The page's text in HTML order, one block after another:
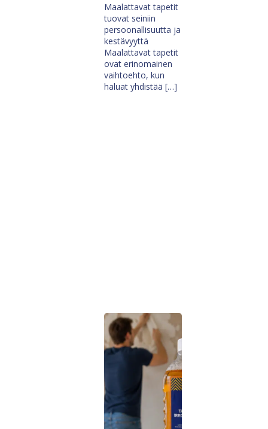
Maalattavat tapetit
tuovat seiniin
persoonallisuutta ja
kestävyyttä
Maalattavat tapetit
ovat erinomainen
vaihtoehto, kun
haluat yhdistää […]